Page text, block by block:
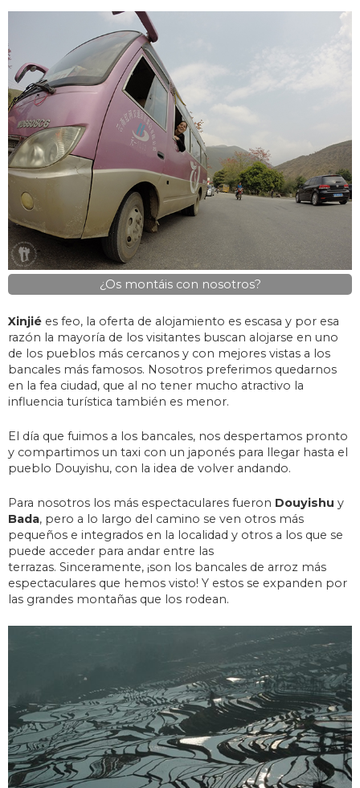
¿Os montáis con nosotros?
Xinjié es feo, la oferta de alojamiento es escasa y por esa
razón la mayoría de los visitantes buscan alojarse en uno
de los pueblos más cercanos y con mejores vistas a los
bancales más famosos. Nosotros preferimos quedarnos
en la fea ciudad, que al no tener mucho atractivo la
influencia turística también es menor.
El día que fuimos a los bancales, nos despertamos pronto
y compartimos un taxi con un japonés para llegar hasta el
pueblo Douyishu, con la idea de volver andando.
Para nosotros los más espectaculares fueron Douyishu y
Bada, pero a lo largo del camino se ven otros más
pequeños e integrados en la localidad y otros a los que se
puede acceder para andar entre las
terrazas. Sinceramente, ¡son los bancales de arroz más
espectaculares que hemos visto! Y estos se expanden por
las grandes montañas que los rodean.